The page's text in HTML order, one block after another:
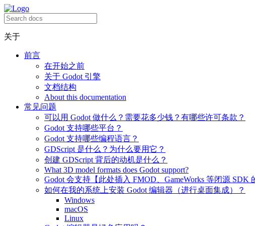
关于
前言
在开始之前
关于 Godot 引擎
文档结构
About this documentation
常见问题
可以用 Godot 做什么？需要花多少钱？有哪些许可条款？
Godot 支持哪些平台？
Godot 支持哪些编程语言？
GDScript 是什么？为什么要用它？
创建 GDScript 背后的动机是什么？
What 3D model formats does Godot support?
Godot 会支持【此处插入 FMOD、GameWorks 等闭源 SDK
如何在我的系统上安装 Godot 编辑器（进行桌面集成）？
Windows
macOS
Linux